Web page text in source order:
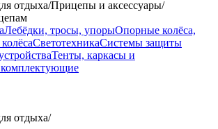
отдыха/Прицепы и аксессуары/
Лебёдки, тросы, упорыОпорные колёса,
СветотехникаСистемы защиты
Тенты, каркасы и
отдыха/